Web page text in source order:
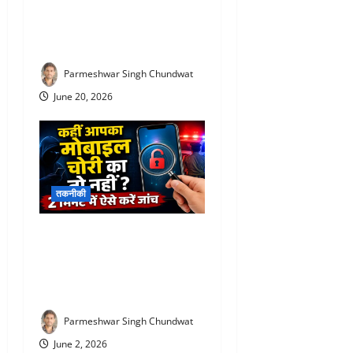
Parmeshwar Singh Chundwat
June 20, 2026
तकनीकी
Parmeshwar Singh Chundwat
June 2, 2026